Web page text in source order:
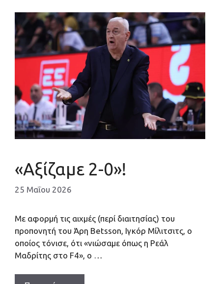
«Αξίζαμε 2-0»!
25 Μαΐου 2026
Με αφορμή τις αιχμές (περί διαιτησίας) του
προπονητή του Άρη Betsson, Ιγκόρ Μίλιτσιτς, o
οποίος τόνισε, ότι «νιώσαμε όπως η Ρεάλ
Μαδρίτης στο F4», ο …